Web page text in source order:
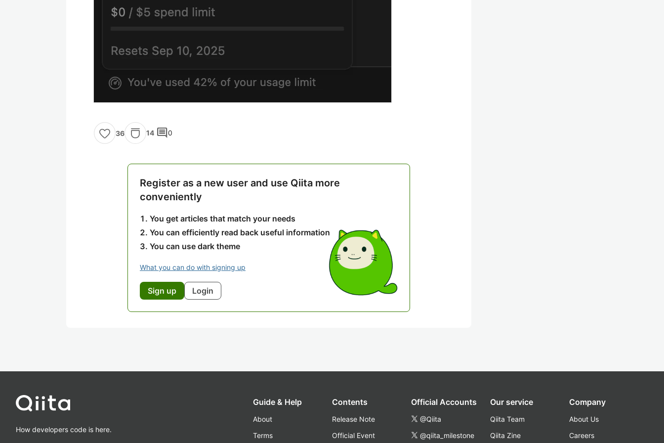
36 14 comment0
Register as a new user and use Qiita more
conveniently
You get articles that match your needs
You can efficiently read back useful information
You can use dark theme
What you can do with signing up
Sign up Login
How developers code is here.
Guide & Help
About
Terms
Contents
Release Note
Official Event
Official Accounts
@Qiita
@qiita_milestone
Our service
Qiita Team
Qiita Zine
Company
About Us
Careers